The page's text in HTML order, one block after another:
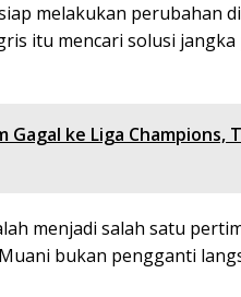
melakukan perubahan
itu mencari solusi
Gagal ke Liga Champions,
menjadi salah satu
bukan pengganti